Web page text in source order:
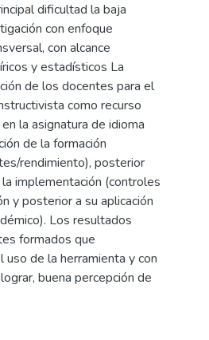
dificultad la baja
con enfoque
con alcance
y estadísticos La
de los docentes para el
como recurso
la asignatura de idioma
de la formación
rendimiento), posterior
implementación (controles
y posterior a su aplicación
Los resultados
formados que
uso de la herramienta y con
buena percepción de